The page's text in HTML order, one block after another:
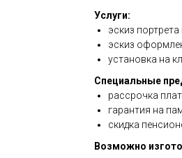
Услуги:
эскиз
эскиз
установка на
Специальные
рассрочка
гарантия на
скидка
Возможно